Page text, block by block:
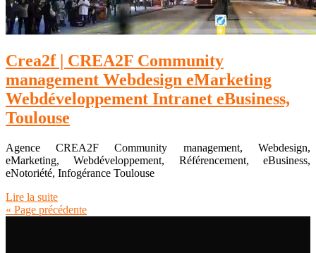
Crea2f | CREA2F Community
management Webdesign eMarketing
Webdévelop­pe­ment Intranet eBusiness,
Toulouse
Agence CREA2F Community management, Webdesign,
eMarketing, Webdéveloppement, Référencement, eBusiness,
eNotoriété, Infogérance Toulouse
Lire la suite
« Page précédente